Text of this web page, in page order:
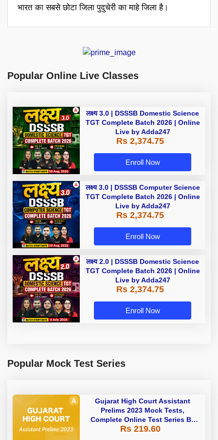
भारत का सबसे छोटा जिला पुदुचेरी का माहे जिला है।
Popular Online Live Classes
लक्ष्य 3.0 | DSSSB Domestic Science
TGT Complete Batch 2026 | Online
Live by Adda247
Rs 2,374.75
Enroll Now
लक्ष्य 3.0 | DSSSB Computer Science
TGT Complete Batch 2026 | Online
Live by Adda247
Rs 2,374.75
Enroll Now
लक्ष्य 2.0 | DSSSB Domestic Science
TGT Complete Batch 2026 | Online
Live by Adda247
Rs 2,374.75
Enroll Now
Popular Mock Test Series
Gujarat High Court Assistant
Prelims 2023 Mock Tests,
Complete Online Test Series By
Adda247
Rs 219.60